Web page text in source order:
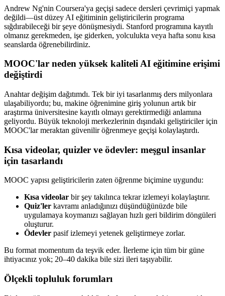
Andrew Ng'nin Coursera'ya geçişi sadece dersleri çevrimiçi yapmak
değildi—üst düzey AI eğitiminin geliştiricilerin programa
sığdırabileceği bir şeye dönüşmesiydi. Stanford programına kayıtlı
olmanız gerekmeden, işe giderken, yolculukta veya hafta sonu kısa
seanslarda öğrenebilirdiniz.
MOOC'lar neden yüksek kaliteli AI eğitimine erişimi
değiştirdi
Anahtar değişim dağıtımdı. Tek bir iyi tasarlanmış ders milyonlara
ulaşabiliyordu; bu, makine öğrenimine giriş yolunun artık bir
araştırma üniversitesine kayıtlı olmayı gerektirmediği anlamına
geliyordu. Büyük teknoloji merkezlerinin dışındaki geliştiriciler için
MOOC'lar meraktan güvenilir öğrenmeye geçişi kolaylaştırdı.
Kısa videolar, quizler ve ödevler: meşgul insanlar
için tasarlandı
MOOC yapısı geliştiricilerin zaten öğrenme biçimine uygundu:
Kısa videolar bir şey takılınca tekrar izlemeyi kolaylaştırır.
Quiz'ler kavramı anladığınızı düşündüğünüzde bile
uygulamaya koymanızı sağlayan hızlı geri bildirim döngüleri
oluşturur.
Ödevler pasif izlemeyi yetenek geliştirmeye zorlar.
Bu format momentum da teşvik eder. İlerleme için tüm bir güne
ihtiyacınız yok; 20–40 dakika bile sizi ileri taşıyabilir.
Ölçekli topluluk forumları